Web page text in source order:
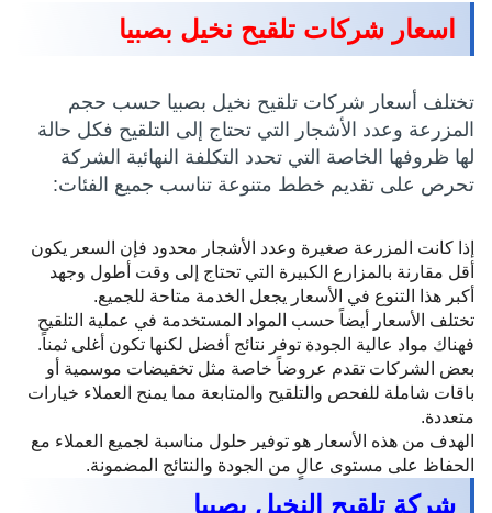
اسعار شركات تلقيح نخيل بصبيا
تختلف أسعار شركات تلقيح نخيل بصبيا حسب حجم
المزرعة وعدد الأشجار التي تحتاج إلى التلقيح فكل حالة
لها ظروفها الخاصة التي تحدد التكلفة النهائية الشركة
تحرص على تقديم خطط متنوعة تناسب جميع الفئات:
إذا كانت المزرعة صغيرة وعدد الأشجار محدود فإن السعر يكون
أقل مقارنة بالمزارع الكبيرة التي تحتاج إلى وقت أطول وجهد
أكبر هذا التنوع في الأسعار يجعل الخدمة متاحة للجميع.
تختلف الأسعار أيضاً حسب المواد المستخدمة في عملية التلقيح
فهناك مواد عالية الجودة توفر نتائج أفضل لكنها تكون أغلى ثمناً.
بعض الشركات تقدم عروضاً خاصة مثل تخفيضات موسمية أو
باقات شاملة للفحص والتلقيح والمتابعة مما يمنح العملاء خيارات
متعددة.
الهدف من هذه الأسعار هو توفير حلول مناسبة لجميع العملاء مع
الحفاظ على مستوى عالٍ من الجودة والنتائج المضمونة.
شركة تلقيح النخيل بصبيا